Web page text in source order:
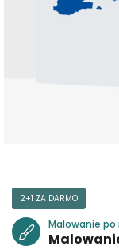
2+1 ZA DARMO
Malowanie